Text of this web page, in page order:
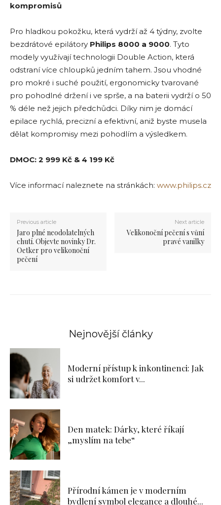
kompromisů
Pro hladkou pokožku, která vydrží až 4 týdny, zvolte
bezdrátové epilátory Philips 8000 a 9000. Tyto
modely využívají technologii Double Action, která
odstraní více chloupků jedním tahem. Jsou vhodné
pro mokré i suché použití, ergonomicky tvarované
pro pohodlné držení i ve sprše, a na baterii vydrží o 50
% déle než jejich předchůdci. Díky nim je domácí
epilace rychlá, precizní a efektivní, aniž byste musela
dělat kompromisy mezi pohodlím a výsledkem.
DMOC: 2 999 Kč & 4 199 Kč
Více informací naleznete na stránkách: www.philips.cz
Previous article
Jaro plné neodolatelných
chutí. Objevte novinky Dr.
Oetker pro velikonoční
pečení
Next article
Velikonoční pečení s vůní
pravé vanilky
Nejnovější články
Moderní přístup k inkontinenci: Jak
si udržet komfort v...
Den matek: Dárky, které říkají
„myslím na tebe“
Přírodní kámen je v moderním
bydlení symbol elegance a dlouhé...